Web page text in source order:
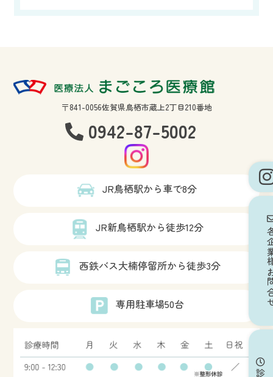
各企
〒841-0056佐賀県鳥栖市蔵上2丁目210番地
0942-87-5002
JR鳥栖駅から車で8分
JR新鳥栖駅から徒歩12分
西鉄バス大楠停留所から徒歩3分
専用駐車場50台